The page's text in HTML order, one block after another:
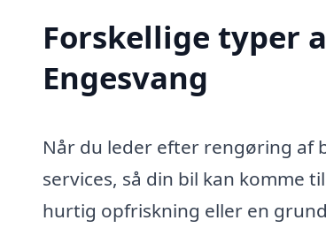
Forskellige typer
Engesvang
Når du leder efter rengøring af
services, så din bil kan komme
hurtig opfriskning eller en